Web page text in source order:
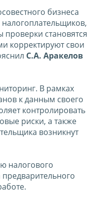
бизнеса
становятся
корректируют свои
С.А. Аракелов
В рамках
к данным своего
контролировать
риски, а также
возникнут
налогового